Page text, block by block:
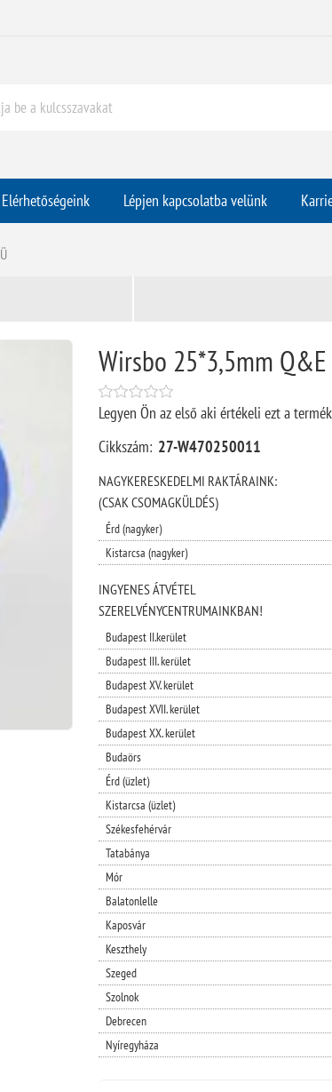
Elérhetőségeink Lépjen kapcsolatba velünk
Wirsbo 25*3,5mm Q&E
Legyen Ön az első aki értékeli ezt a
Cikkszám: 27-W470250011
NAGYKERESKEDELMI RAKTÁRAINK:
(CSAK CSOMAGKÜLDÉS)
Érd (nagyker)
Kistarcsa (nagyker)
INGYENES ÁTVÉTEL
SZERELVÉNYCENTRUMAINKBAN!
Budapest II.kerület
Budapest III. kerület
Budapest XV. kerület
Budapest XVII. kerület
Budapest XX. kerület
Budaörs
Érd (üzlet)
Kistarcsa (üzlet)
Székesfehérvár
Tatabánya
Mór
Balatonlelle
Kaposvár
Keszthely
Szeged
Szolnok
Debrecen
Nyíregyháza